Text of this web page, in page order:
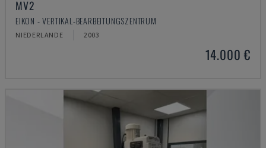
MV2
EIKON - VERTIKAL-BEARBEITUNGSZENTRUM
NIEDERLANDE 2003
14.000 €